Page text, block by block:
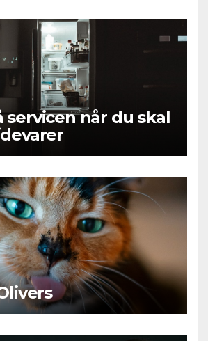
når du skal